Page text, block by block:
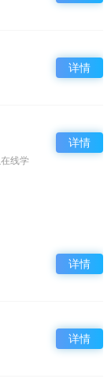
详情
线学
详情
详情
详情